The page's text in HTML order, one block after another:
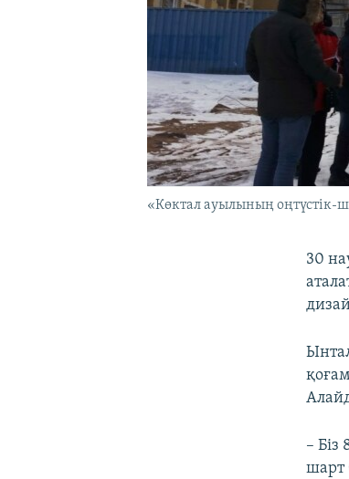
«Көктал ауылының оңтүстік-
30
–
шарт